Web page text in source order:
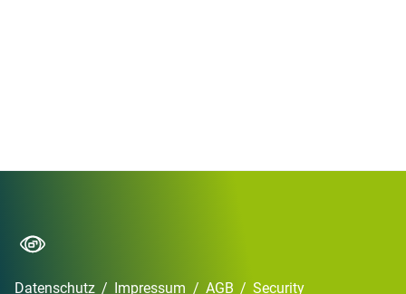
Datenschutz / Impressum / AGB / Security